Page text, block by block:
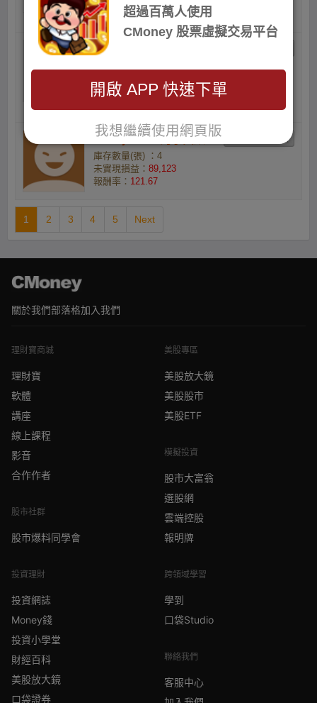
未實現損益： 22,895
報酬率：129.35
110貿慈03吳沛宸的小資
庫存數量(張) ：5
未實現損益： 112,268
報酬率：123.78
YVtmjhF3sV的小資族
庫存數量(張) ：4
未實現損益： 89,123
報酬率： 121.67
1 2 3 4 5 Next
關於我們部落格加入我們
理財寶商城
理財寶
軟體
講座
線上課程
影音
合作作者
股市社群
股市爆料同學會
投資理財
投資網誌
Money錢
投資小學堂
財經百科
美股放大鏡
口袋證券
美股專區
美股放大鏡
美股股市
美股ETF
模擬投資
股市大富翁
選股網
雲端控股
報明牌
跨領域學習
學到
口袋Studio
聯絡我們
客服中心
超過百萬人使用
CMoney 股票虛擬交易平台
開啟 APP 快速下單
我想繼續使用網頁版